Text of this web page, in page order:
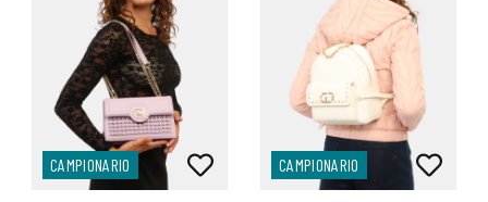
CAMPIONARIO CAMPIONARIO